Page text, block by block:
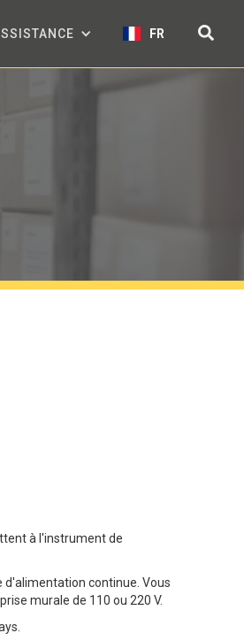
FR
à l'instrument de
d'alimentation continue. Vous
murale de 110 ou 220 V.